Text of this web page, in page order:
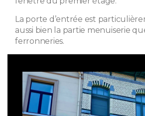
La porte d’entrée est
aussi bien la partie menuiserie
ferronneries.